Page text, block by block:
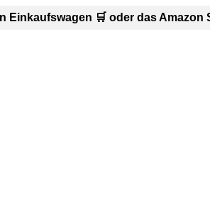
🛒 oder das Amazon